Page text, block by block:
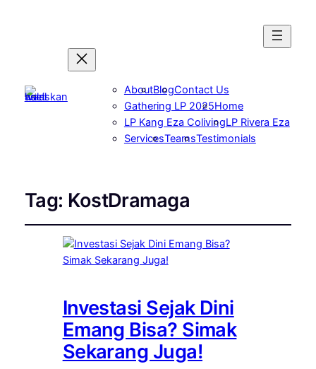
AboutBlogContact Us
Gathering LP 2025Home
LP Kang Eza ColivingLP Rivera Eza
ServicesTeamsTestimonials
Tag: KostDramaga
Investasi Sejak Dini
Emang Bisa? Simak
Sekarang Juga!